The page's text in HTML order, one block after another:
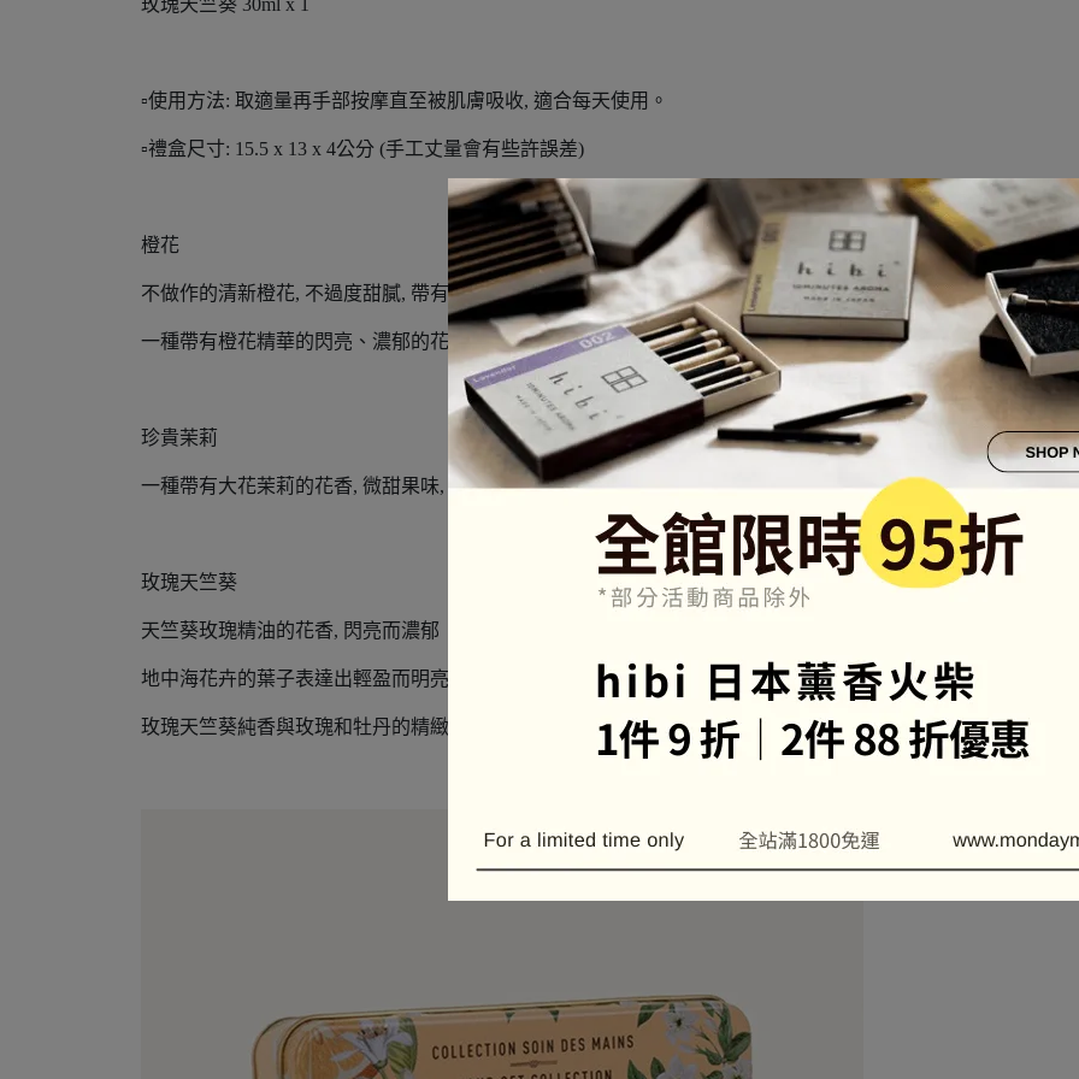
玫瑰天竺葵 30ml x 1
▫️使用方法: 取適量再手部按摩直至被肌膚吸收, 適合每天使用。
▫️禮盒尺寸: 15.5 x 13 x 4公分 (手工丈量會有些許誤差)
橙花
不做作的清新橙花, 不過度甜膩, 帶有一點歐洲風情
一種帶有橙花精華的閃亮、濃郁的花香。它的柑橘清新反映了地中海的亮度，是對光線和輕盈的真正頌歌。
珍貴茉莉
一種帶有大花茉莉的花香, 微甜果味, 性感又詩意。以茉莉花的中心, 和精緻的麝香輕木為背景。
玫瑰天竺葵
天竺葵玫瑰精油的花香, 閃亮而濃郁！
地中海花卉的葉子表達出輕盈而明亮的前調。
玫瑰天竺葵純香與玫瑰和牡丹的精緻清新相得益彰，在白麝香迷人的香味下昇華。